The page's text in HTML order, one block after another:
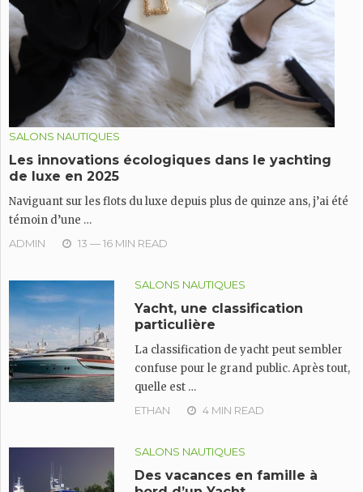
SALONS NAUTIQUES
Les innovations écologiques dans le yachting
de luxe en 2025
Naviguant sur les flots du luxe depuis plus de quinze ans, j’ai été
témoin d’une …
ADMIN 13 — 16 MIN READ
SALONS NAUTIQUES
Yacht, une classification
particulière
La classification de yacht peut sembler
confuse pour le grand public. Après tout,
quelle est …
ETHAN 4 MIN READ
SALONS NAUTIQUES
Des vacances en famille à